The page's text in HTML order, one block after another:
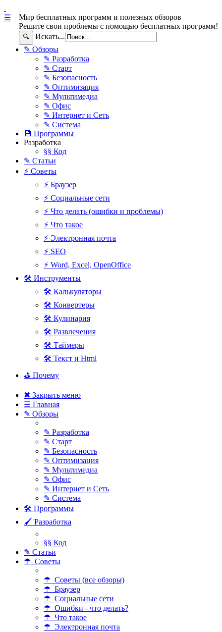
Мир бесплатных программ и полезных обзоров
Решите свои проблемы с помощью бесплатных программ!
🔍 Искать...
☰
✎ Обзоры
✎ Разработка
✎ Старт
✎ Безопасность
✎ Оптимизация
✎ Мультимедиа
✎ Офис
✎ Интернет и Сеть
✎ Система
💾 Программы
Разработка
§§ Код
✎ Статьи
⚡ Советы
⚡ Браузер
⚡ Социальные сети
⚡ Что делать (ошибки и проблемы)
⚡ Что такое
⚡ Электронная почта
⚡ SEO
⚡ Word, Excel, OpenOffice
🛠 Инструменты
🛠 Калькуляторы
🛠 Конвертеры
🛠 Кулинария
🛠 Развлечения
🛠 Таймеры
🛠 Текст и Html
⛳ Почему
✖ Закрыть меню
☰ Главная
✎ Обзоры
✎ Разработка
✎ Старт
✎ Безопасность
✎ Оптимизация
✎ Мультимедиа
✎ Офис
✎ Интернет и Сеть
✎ Система
🛠 Программы
🖌 Разработка
§§ Код
✎ Статьи
☂ Советы
☂ Советы (все обзоры)
☂ Браузер
☂ Социальные сети
☂ Ошибки - что делать?
☂ Что такое
☂ Электронная почта